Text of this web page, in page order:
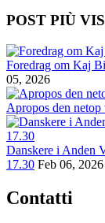
POST PIÙ
Foredrag om Kaj
05, 2026
Apropos den
Danskere i Anden
17.30 Feb 06, 2026
Contatti